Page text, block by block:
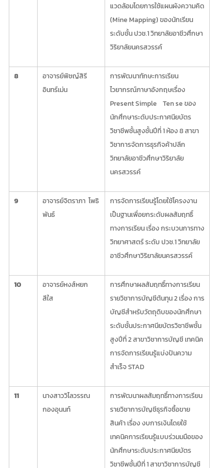
แวดล้อมโดยการใช้แผนผังความคิด
(Mine Mapping) ของนักเรียน
ระดับชั้น ปวช.1 วิทยาลัยอาชีวศึกษา
วิริยาลัยนครสวรรค์
8
อาจารย์พิชญ์สิรี
อินทร์เม่น
การพัฒนาทักษะการเรียน
ไวยากรณ์ภาษาอังกฤษเรื่อง
Present Simple Ten se ของ
นักศึกษาระดับประกาศนียบัตร
วิชาชีพชั้นสูงชั้นปีที่ 1 ห้อง 8 สาขา
วิชาการจัดการธุรกิจค้าปลีก
วิทยาลัยอาชีวศึกษาวิริยาลัย
นครสวรรค์
9
อาจารย์จิตราภา โพธิ
พันธ์
การจัดการเรียนรู้โดยใช้โครงงาน
เป็นฐานเพื่อยกระดับผลสัมฤทธิ์
ทางการเรียน เรื่อง กระบวนการทาง
วิทยาศาสตร์ ระดับ ปวช.1 วิทยาลัย
อาชีวศึกษาวิริยาลัยนครสวรรค์
10
อาจารย์หงส์หยก
สีใส
การศึกษาผลสัมฤทธิ์ทางการเรียน
รายวิชาการบัญชีต้นทุน 2 เรื่อง การ
บัญชีสำหรับวัตถุดิบของนักศึกษา
ระดับชั้นประกาศนียบัตรวิชาชีพชั้น
สูงปีที่ 2 สาขาวิชาการบัญชี เทคนิค
การจัดการเรียนรู้แบ่งปันความ
สำเร็จ STAD
11
นางสาววิไลวรรณ
กองอุนนท์
การพัฒนาผลสัมฤทธิ์ทางการเรียน
รายวิชาการบัญชีธุรกิจซื้อขาย
สินค้า เรื่อง งบการเงินโดยใช้
เทคนิคการเรียนรู้แบบร่วมมมือของ
นักศึกษาระดับประกาศนียบัตร
วิชาชีพชั้นปีที่ 1 สาขาวิชาการบัญชี